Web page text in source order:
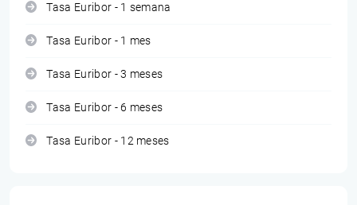
Tasa Euribor - 1 semana
Tasa Euribor - 1 mes
Tasa Euribor - 3 meses
Tasa Euribor - 6 meses
Tasa Euribor - 12 meses